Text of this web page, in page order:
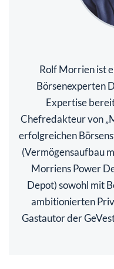
Rolf Morrien ist
Börsenexperten
Expertise
Chefredakteur von
erfolgreichen
(Vermögensaufbau
Morriens Power
Depot) sowohl mit
ambitionierten
Gastautor der